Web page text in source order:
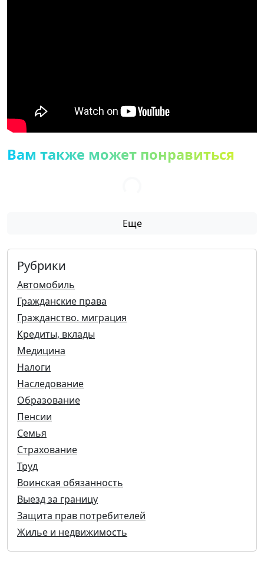
Вам также может понравиться
Еще
Рубрики
Автомобиль
Гражданские права
Гражданство. миграция
Кредиты, вклады
Медицина
Налоги
Наследование
Образование
Пенсии
Семья
Страхование
Труд
Воинская обязанность
Выезд за границу
Защита прав потребителей
Жилье и недвижимость